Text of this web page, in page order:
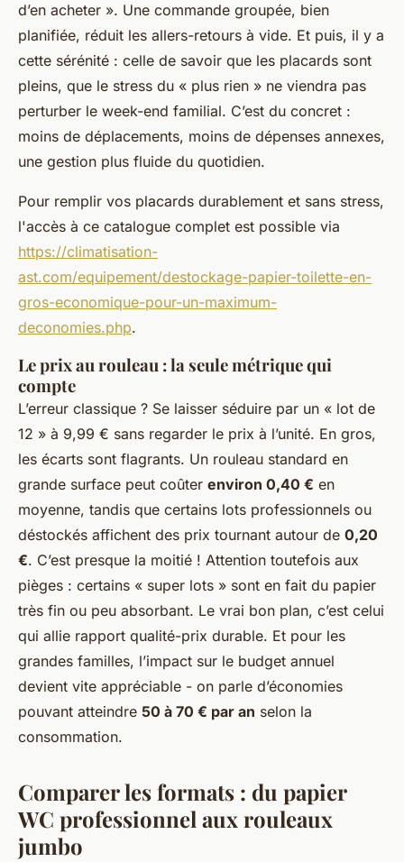
d’en acheter ». Une commande groupée, bien
planifiée, réduit les allers-retours à vide. Et puis, il y a
cette sérénité : celle de savoir que les placards sont
pleins, que le stress du « plus rien » ne viendra pas
perturber le week-end familial. C’est du concret :
moins de déplacements, moins de dépenses annexes,
une gestion plus fluide du quotidien.
Pour remplir vos placards durablement et sans stress,
l'accès à ce catalogue complet est possible via
https://climatisation-
ast.com/equipement/destockage-papier-toilette-en-
gros-economique-pour-un-maximum-
deconomies.php.
Le prix au rouleau : la seule métrique qui
compte
L’erreur classique ? Se laisser séduire par un « lot de
12 » à 9,99 € sans regarder le prix à l’unité. En gros,
les écarts sont flagrants. Un rouleau standard en
grande surface peut coûter environ 0,40 € en
moyenne, tandis que certains lots professionnels ou
déstockés affichent des prix tournant autour de 0,20
€. C’est presque la moitié ! Attention toutefois aux
pièges : certains « super lots » sont en fait du papier
très fin ou peu absorbant. Le vrai bon plan, c’est celui
qui allie rapport qualité-prix durable. Et pour les
grandes familles, l’impact sur le budget annuel
devient vite appréciable - on parle d’économies
pouvant atteindre 50 à 70 € par an selon la
consommation.
Comparer les formats : du papier
WC professionnel aux rouleaux
jumbo